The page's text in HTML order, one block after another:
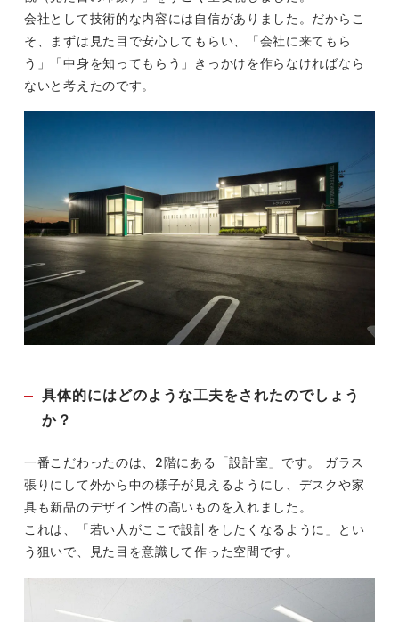
会社として技術的な内容には自信がありました。だからこ
そ、まずは見た目で安心してもらい、「会社に来てもら
う」「中身を知ってもらう」きっかけを作らなければなら
ないと考えたのです。
具体的にはどのような工夫をされたのでしょう
か？
一番こだわったのは、2階にある「設計室」です。 ガラス
張りにして外から中の様子が見えるようにし、デスクや家
具も新品のデザイン性の高いものを入れました。
これは、「若い人がここで設計をしたくなるように」とい
う狙いで、見た目を意識して作った空間です。